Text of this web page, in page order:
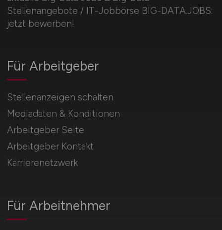
Stellenangebote / IT-Jobbörse BIG-DATA.JOBS:
jetzt bewerben!
Für Arbeitnehmer
Für Arbeitgeber
Stellenanzeigen schalten
Mediadaten & Konditionen
Arbeitgeber Seite
Arbeitgeber Kontakt
Karrierenetzwerk